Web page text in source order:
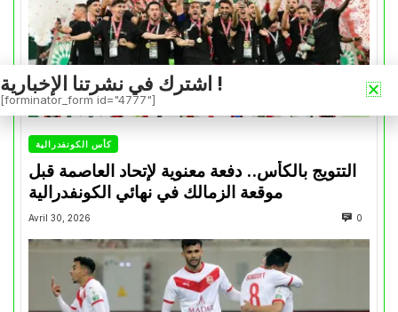
كأس الكونفدرالية
التتويج بالكأس.. دفعة معنوية لإتحاد العاصمة قبل
موقعة الزمالك في نهائي الكونفدرالية
Avril 30, 2026 0
اشترك في نشرتنا الإخبارية !
[forminator_form id="4777"]